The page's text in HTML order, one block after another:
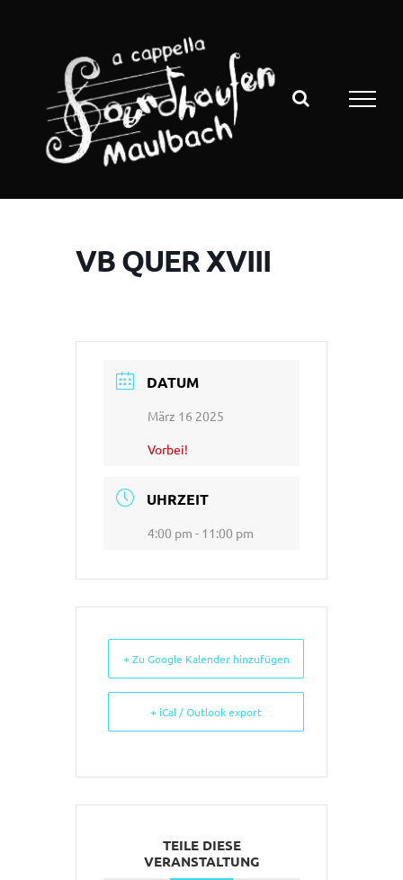
VB QUER XVIII
DATUM
März 16 2025
Vorbei!
UHRZEIT
4:00 pm - 11:00 pm
+ Zu Google Kalender hinzufügen
+ iCal / Outlook export
TEILE DIESE
VERANSTALTUNG